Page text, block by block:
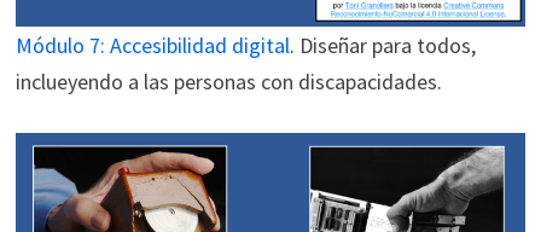
Módulo 7: Accesibilidad digital. Diseñar para todos,
inclueyendo a las personas con discapacidades.